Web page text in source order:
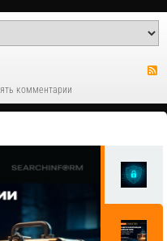
комментарии